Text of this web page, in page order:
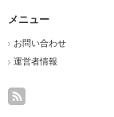
メニュー
お問い合わせ
運営者情報